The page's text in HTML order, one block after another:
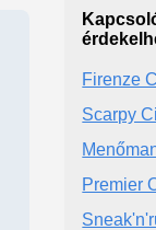
Firenze
Scarpy
Premier